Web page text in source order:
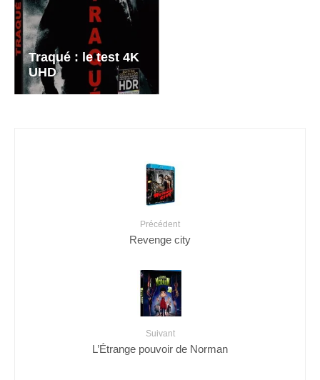
Traqué : le test 4K
UHD
Précédent
Revenge city
Suivant
L’Étrange pouvoir de Norman